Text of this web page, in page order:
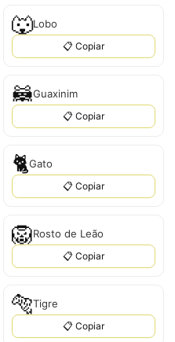
🐺Lobo
📋 Copiar
🦝Guaxinim
📋 Copiar
🐈Gato
📋 Copiar
🦁Rosto de Leão
📋 Copiar
🐅Tigre
📋 Copiar